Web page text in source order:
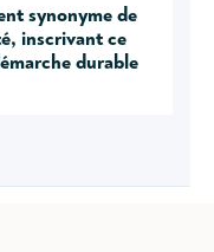
synonyme de
inscrivant ce
durable